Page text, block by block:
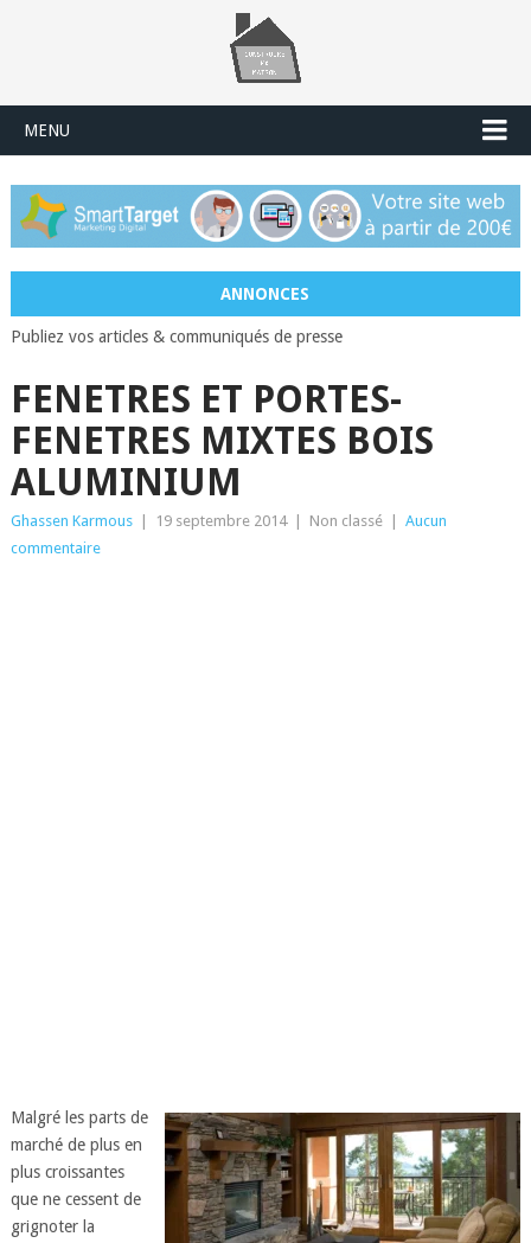
MENU
ANNONCES
Publiez vos articles & communiqués de presse
FENETRES ET PORTES-
FENETRES MIXTES BOIS
ALUMINIUM
Ghassen Karmous 19 septembre 2014 Non classé
Aucun
commentaire
Malgré les parts de
marché de plus en
plus croissantes
que ne cessent de
grignoter la